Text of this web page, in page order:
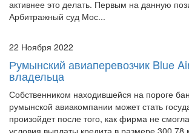
22 Ноября 2022
владельца
Собственником находившейся на пороге
румынской авиакомпании может стать
произойдет после того, как фирма не
условия выплаты кредита в размере 300,78
60,7 млн или $63,1 млн)...